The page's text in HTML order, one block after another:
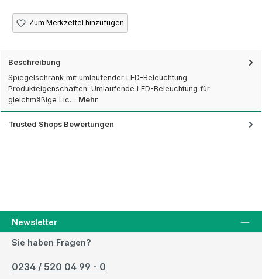
Zum Merkzettel hinzufügen
Beschreibung
Spiegelschrank mit umlaufender LED-Beleuchtung
Produkteigenschaften: Umlaufende LED-Beleuchtung für
gleichmäßige Lic… Mehr
Trusted Shops Bewertungen
Newsletter
Sie haben Fragen?
0234 / 520 04 99 - 0